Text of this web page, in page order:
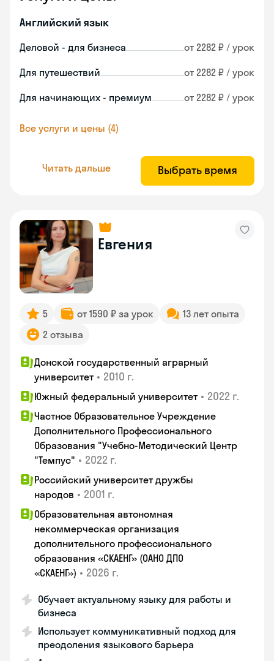
Английский язык
Деловой - для бизнеса от 2282 ₽ / урок
Для путешествий от 2282 ₽ / урок
Для начинающих - премиум от 2282 ₽ / урок
Все услуги и цены (4)
Читать дальше Выбрать время
Евгения
5 от 1590 ₽ за урок
13 лет опыта
2 отзыва
Донской государственный аграрный
университет • 2010 г.
Южный федеральный университет • 2022 г.
Частное Образовательное Учреждение
Дополнительного Профессионального
Образования "Учебно-Методический Центр
"Темпус" • 2022 г.
Российский университет дружбы
народов • 2001 г.
Образовательная автономная
некоммерческая организация
дополнительного профессионального
образования «СКАЕНГ» (ОАНО ДПО
«СКАЕНГ») • 2026 г.
Обучает актуальному языку для работы и
бизнеса
Использует коммуникативный подход для
преодоления языкового барьера